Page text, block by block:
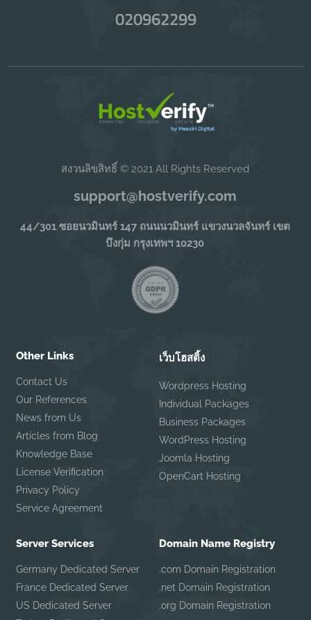
020962299
สงวนลิขสิทธิ์ © 2021 All Rights Reserved
support@hostverify.com
44/301 ซอยนวมินทร์ 147 ถนนนวมินทร์ แขวงนวลจันทร์ เขต
บึงกุ่ม กรุงเทพฯ 10230
Other Links
Contact Us
Our References
News from Us
Articles from Blog
Knowledge Base
License Verification
Privacy Policy
Service Agreement
เว็บโฮสติ้ง
Wordpress Hosting
Individual Packages
Business Packages
WordPress Hosting
Joomla Hosting
OpenCart Hosting
Server Services
Germany Dedicated Server
France Dedicated Server
US Dedicated Server
Domain Name Registry
.com Domain Registration
.net Domain Registration
.org Domain Registration